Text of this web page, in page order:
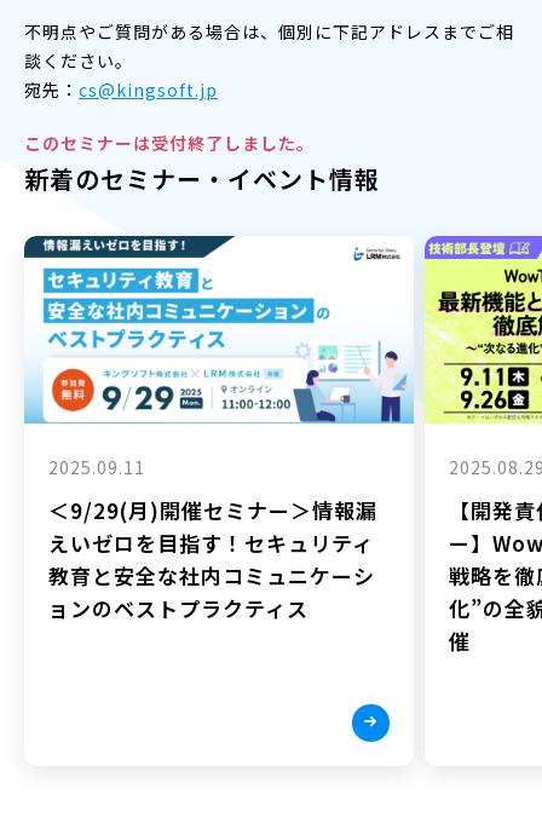
不明点やご質問がある場合は、個別に下記アドレスまでご相
談ください。
宛先： cs@kingsoft.jp
このセミナーは受付終了しました。
新着のセミナー・イベント情報
2025.09.11
＜9/29(月)開催セミナー＞情報漏
えいゼロを目指す！セキュリティ
教育と安全な社内コミュニケーシ
ョンのベストプラクティス
【開発
ー】
戦略を
化”の全
催